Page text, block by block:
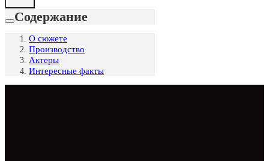
Содержание
О сюжете
Производство
Актеры
Интересные факты